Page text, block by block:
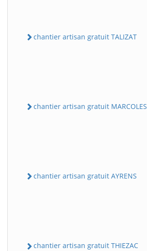
chantier artisan gratuit TALIZAT
chantier artisan gratuit MARCOLES
chantier artisan gratuit AYRENS
chantier artisan gratuit THIEZAC